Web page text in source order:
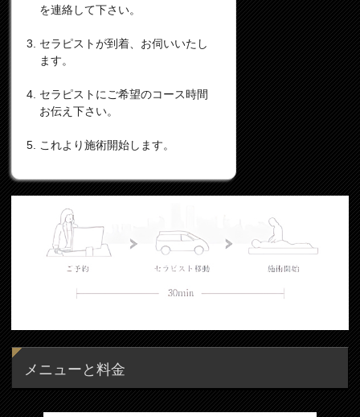
を連絡して下さい。
セラピストが到着、お伺いいたし
ます。
セラピストにご希望のコース時間
お伝え下さい。
これより施術開始します。
メニューと料金